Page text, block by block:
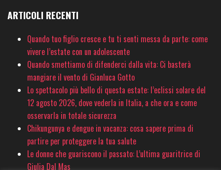
ARTICOLI RECENTI
Quando tuo figlio cresce e tu ti senti messa da parte: come
vivere l’estate con un adolescente
Quando smettiamo di difenderci dalla vita: Ci basterà
mangiare il vento di Gianluca Gotto
Lo spettacolo più bello di questa estate: l’eclissi solare del
12 agosto 2026, dove vederla in Italia, a che ora e come
osservarla in totale sicurezza
Chikungunya e dengue in vacanza: cosa sapere prima di
partire per proteggere la tua salute
Le donne che guariscono il passato: L’ultima guaritrice di
Giulia Dal Mas